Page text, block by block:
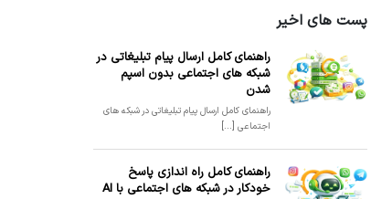
پست های اخیر
راهنمای کامل ارسال پیام تبلیغاتی در
شبکه های اجتماعی بدون اسپم
شدن
راهنمای کامل ارسال پیام تبلیغاتی در شبکه های
اجتماعی [...]
راهنمای کامل راه اندازی پاسخ
خودکار در شبکه های اجتماعی با AI